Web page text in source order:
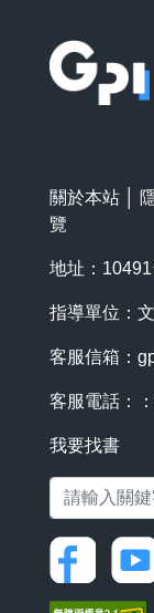
關於本站
覽
地址：
指導單位：
客服信箱：
客服電話：
我要找書